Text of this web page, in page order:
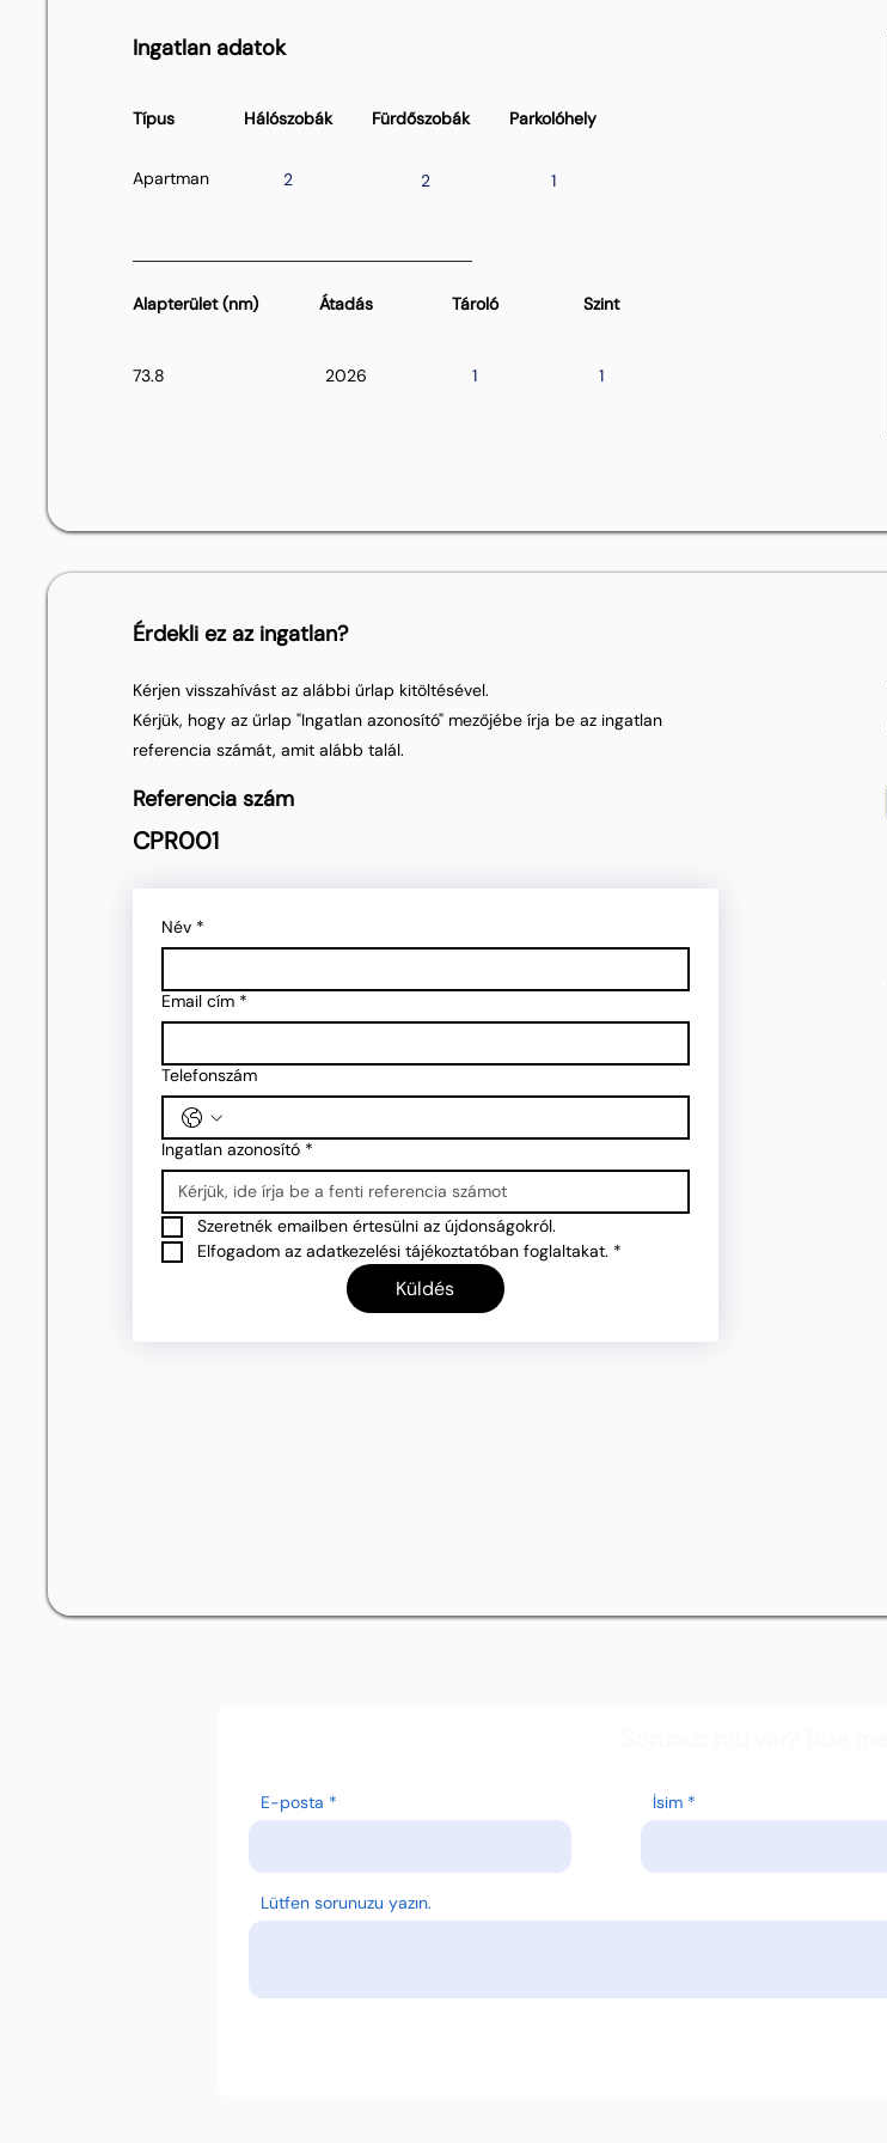
Ingatlan adatok
Típus Hálószobák
Apartman 2
Fürdőszobák
2
Parkolóhely
1
Alapterület (nm) Átadás Tároló
73.8 2026 1
Szint
1
Érdekli ez az ingatlan?
Kérjen visszahívást az alábbi űrlap kitöltésével.
Kérjük, hogy az űrlap "Ingatlan azonosító" mezőjébe írja be az ingatlan
referencia számát, amit alább talál.
Referencia szám
CPR001
Név *
Email cím *
Telefonszám
Ingatlan azonosító *
Szeretnék emailben értesülni az újdonságokról.
Elfogadom az adatkezelési tájékoztatóban foglaltakat. *
Küldés
E-posta İsim
Lütfen sorunuzu yazın.